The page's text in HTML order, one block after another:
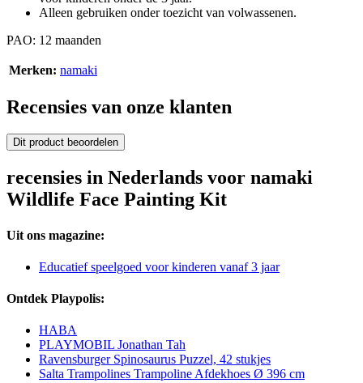
Alleen gebruiken onder toezicht van volwassenen.
PAO: 12 maanden
Merken: namaki
Recensies van onze klanten
Dit product beoordelen
recensies in Nederlands voor namaki
Wildlife Face Painting Kit
Uit ons magazine:
Educatief speelgoed voor kinderen vanaf 3 jaar
Ontdek Playpolis:
HABA
PLAYMOBIL Jonathan Tah
Ravensburger Spinosaurus Puzzel, 42 stukjes
Salta Trampolines Trampoline Afdekhoes Ø 396 cm